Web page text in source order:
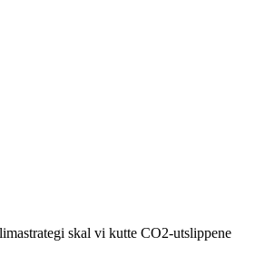
skal vi kutte CO2-utslippene